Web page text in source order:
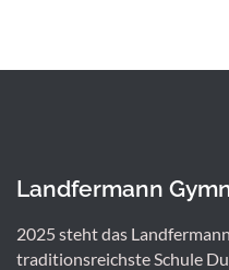
Landfermann
2025 steht das
traditionsreichste Schule